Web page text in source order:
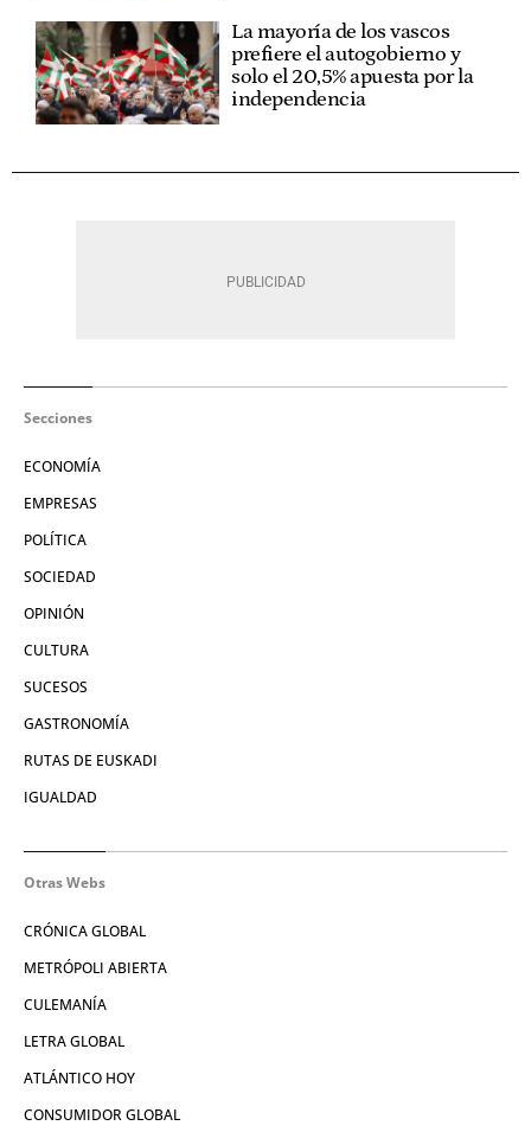
La mayoría de los vascos
prefiere el autogobierno y
solo el 20,5% apuesta por la
independencia
Secciones
ECONOMÍA
EMPRESAS
POLÍTICA
SOCIEDAD
OPINIÓN
CULTURA
SUCESOS
GASTRONOMÍA
RUTAS DE EUSKADI
IGUALDAD
Otras Webs
CRÓNICA GLOBAL
METRÓPOLI ABIERTA
CULEMANÍA
LETRA GLOBAL
ATLÁNTICO HOY
CONSUMIDOR GLOBAL